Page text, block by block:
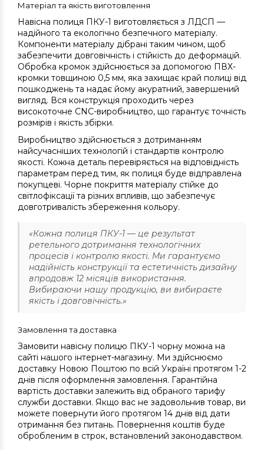
Матеріал та якість виготовлення
Навісна полиця ПКУ-1 виготовляється з ЛДСП —
надійного та екологічно безпечного матеріалу.
Компоненти матеріалу дібрані таким чином, щоб
забезпечити довговічність і стійкість до деформацій.
Обробка кромок здійснюється за допомогою ПВХ-
кромки товщиною 0,5 мм, яка захищає край полиці від
пошкоджень та надає йому акуратний, завершений
вигляд. Вся конструкція проходить через
високоточне CNC-виробництво, що гарантує точність
розмірів і якість збірки.
Виробництво здійснюється з дотриманням
найсучасніших технологій і стандартів контролю
якості. Кожна деталь перевіряється на відповідність
параметрам перед тим, як полиця буде відправлена
покупцеві. Чорне покриття матеріалу стійке до
світлофіксації та різних впливів, що забезпечує
довготривалість збереження кольору.
«Кожна полиця ПКУ-1 — це результат
ретельного дотримання технологічних
процесів і контролю якості. Ми гарантуємо
надійність конструкції та естетичність дизайну
впродовж 12 місяців використання.
Вибираючи нашу продукцію, ви вибираєте
якість і довговічність.»
Замовлення та доставка
Замовити навісну полицю ПКУ-1 чорну можна на
сайті нашого інтернет-магазину. Ми здійснюємо
доставку Новою Поштою по всій Україні протягом 1-2
днів після оформлення замовлення. Гарантійна
вартість доставки залежить від обраного тарифу
служби доставки. Якщо вас не задовольнив товар, ви
можете повернути його протягом 14 днів від дати
отримання без питань. Повернення коштів буде
обробленим в строк, встановлений законодавством.